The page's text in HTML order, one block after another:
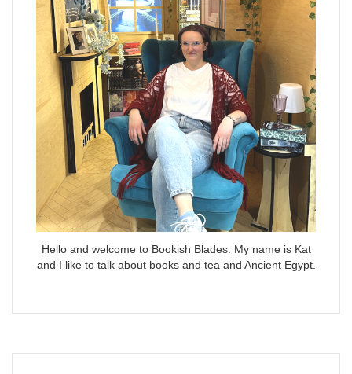
Hello and welcome to Bookish Blades. My name is Kat
and I like to talk about books and tea and Ancient Egypt.